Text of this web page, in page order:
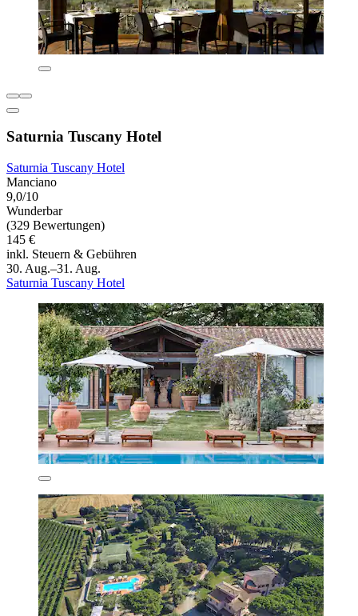
Saturnia Tuscany Hotel
Saturnia Tuscany Hotel
Manciano
9,0/10
Wunderbar
(329 Bewertungen)
145 €
inkl. Steuern & Gebühren
30. Aug.–31. Aug.
Saturnia Tuscany Hotel